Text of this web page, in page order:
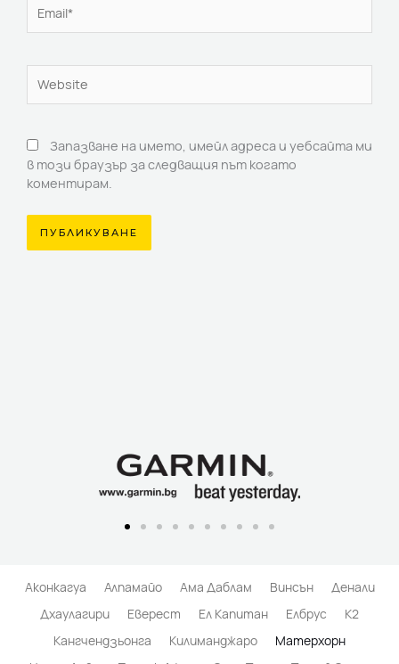
Запазване на името, имейл адреса и уебсайта ми
в този браузър за следващия път когато
коментирам.
Аконкагуа Алпамайо Ама Даблам Винсън
Денали
Дхаулагири
Еверест Ел Капитан Елбрус
К2
Кангчендзьонга
Килиманджаро
Матерхорн